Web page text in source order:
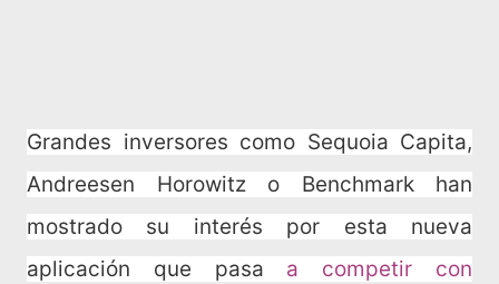
Grandes inversores como Sequoia Capita,
Andreesen Horowitz o Benchmark han
mostrado su interés por esta nueva
aplicación que pasa a competir con